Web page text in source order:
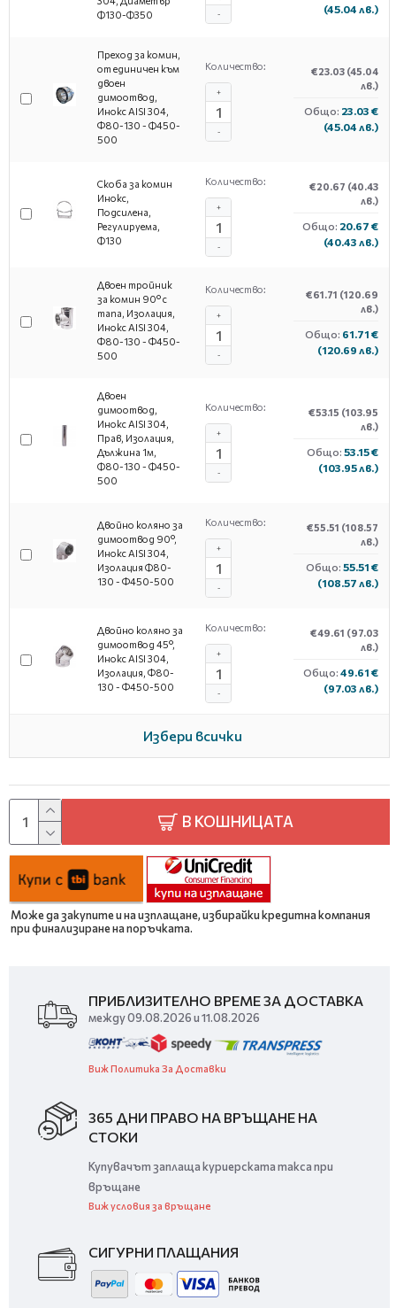
Ф130-Ф350
-
(45.04 лв.)
Преход за комин,
от единичен към
двоен
димоотвод,
Инокс AISI 304,
Φ80-130 - Ф450-
500
Количество:
-
+
€23.03 (45.04
лв.)
Общо: 23.03 €
(45.04 лв.)
Скоба за комин
Инокс,
Подсилена,
Регулируема,
Ф130
Количество:
-
+
€20.67 (40.43
лв.)
Общо: 20.67 €
(40.43 лв.)
Двоен тройник
за комин 90° с
тапа, Изолация,
Инокс AISI 304,
Φ80-130 - Φ450-
500
Количество:
-
+
€61.71 (120.69
лв.)
Общо: 61.71 €
(120.69 лв.)
Двоен
димоотвод,
Инокс AISI 304,
Прав, Изолация,
Дължина 1м,
Ф80-130 - Ф450-
500
Количество:
-
+
€53.15 (103.95
лв.)
Общо: 53.15 €
(103.95 лв.)
Двойно коляно за
димоотвод 90°,
Инокс AISI 304,
Изолация Ф80-
130 - Φ450-500
Количество:
-
+
€55.51 (108.57
лв.)
Общо: 55.51 €
(108.57 лв.)
Двойно коляно за
димоотвод 45°,
Инокс AISI 304,
Изолация, Φ80-
130 - Φ450-500
Количество:
-
+
€49.61 (97.03
лв.)
Общо: 49.61 €
(97.03 лв.)
Избери всички
В КОШНИЦАТА
Може да закупите и на изплащане, избирайки кредитна компания
при финализиране на поръчката.
ПРИБЛИЗИТЕЛНО ВРЕМЕ ЗА ДОСТАВКА
между 09.08.2026 и 11.08.2026
Виж Политика За Доставки
365 ДНИ ПРАВО НА ВРЪЩАНЕ НА
СТОКИ
Купувачът заплаща куриерската такса при
връщане
Виж условия за връщане
СИГУРНИ ПЛАЩАНИЯ